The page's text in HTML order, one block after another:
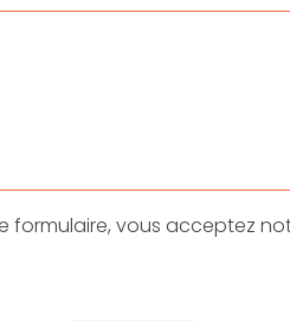
formulaire, vous acceptez